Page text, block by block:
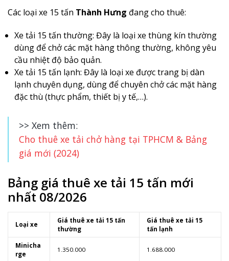
Các loại xe 15 tấn Thành Hưng đang cho thuê:
Xe tải 15 tấn thường: Đây là loại xe thùng kín thường
dùng để chở các mặt hàng thông thường, không yêu
cầu nhiệt độ bảo quản.
Xe tải 15 tấn lạnh: Đây là loại xe được trang bị dàn
lạnh chuyên dụng, dùng để chuyên chở các mặt hàng
đặc thù (thực phẩm, thiết bị y tế,…).
>> Xem thêm:
Cho thuê xe tải chở hàng tại TPHCM & Bảng
giá mới (2024)
Bảng giá thuê xe tải 15 tấn mới
nhất 08/2026
Loại xe
Giá thuê xe tải 15 tấn
thường
Giá thuê xe tải 15
tấn lạnh
Minicha
rge
1.350.000 1.688.000